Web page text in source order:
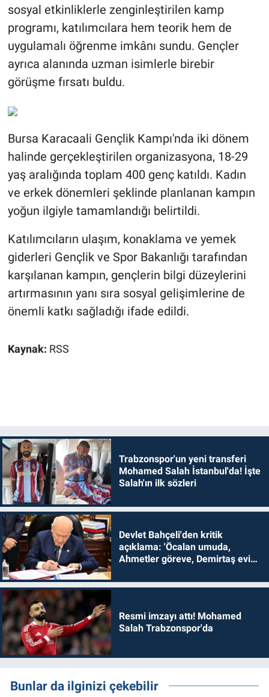
sosyal etkinliklerle zenginleştirilen kamp
programı, katılımcılara hem teorik hem de
uygulamalı öğrenme imkânı sundu. Gençler
ayrıca alanında uzman isimlerle birebir
görüşme fırsatı buldu.
Bursa Karacaali Gençlik Kampı'nda iki dönem
halinde gerçekleştirilen organizasyona, 18-29
yaş aralığında toplam 400 genç katıldı. Kadın
ve erkek dönemleri şeklinde planlanan kampın
yoğun ilgiyle tamamlandığı belirtildi.
Katılımcıların ulaşım, konaklama ve yemek
giderleri Gençlik ve Spor Bakanlığı tarafından
karşılanan kampın, gençlerin bilgi düzeylerini
artırmasının yanı sıra sosyal gelişimlerine de
önemli katkı sağladığı ifade edildi.
Kaynak: RSS
Trabzonspor'un yeni transferi
Mohamed Salah İstanbul'da! İşte
Salah'ın ilk sözleri
Devlet Bahçeli'den kritik
açıklama: 'Öcalan umuda,
Ahmetler göreve, Demirtaş evine
Resmi imzayı attı! Mohamed
Salah Trabzonspor'da
Bunlar da ilginizi çekebilir